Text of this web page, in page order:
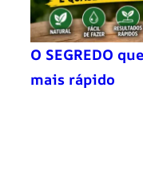
O SEGREDO
mais rápido